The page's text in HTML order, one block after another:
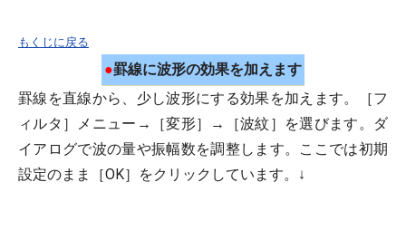
もくじに戻る
●罫線に波形の効果を加えます
罫線を直線から、少し波形にする効果を加えます。［フ
ィルタ］メニュー→［変形］→［波紋］を選びます。ダ
イアログで波の量や振幅数を調整します。ここでは初期
設定のまま［OK］をクリックしています。↓